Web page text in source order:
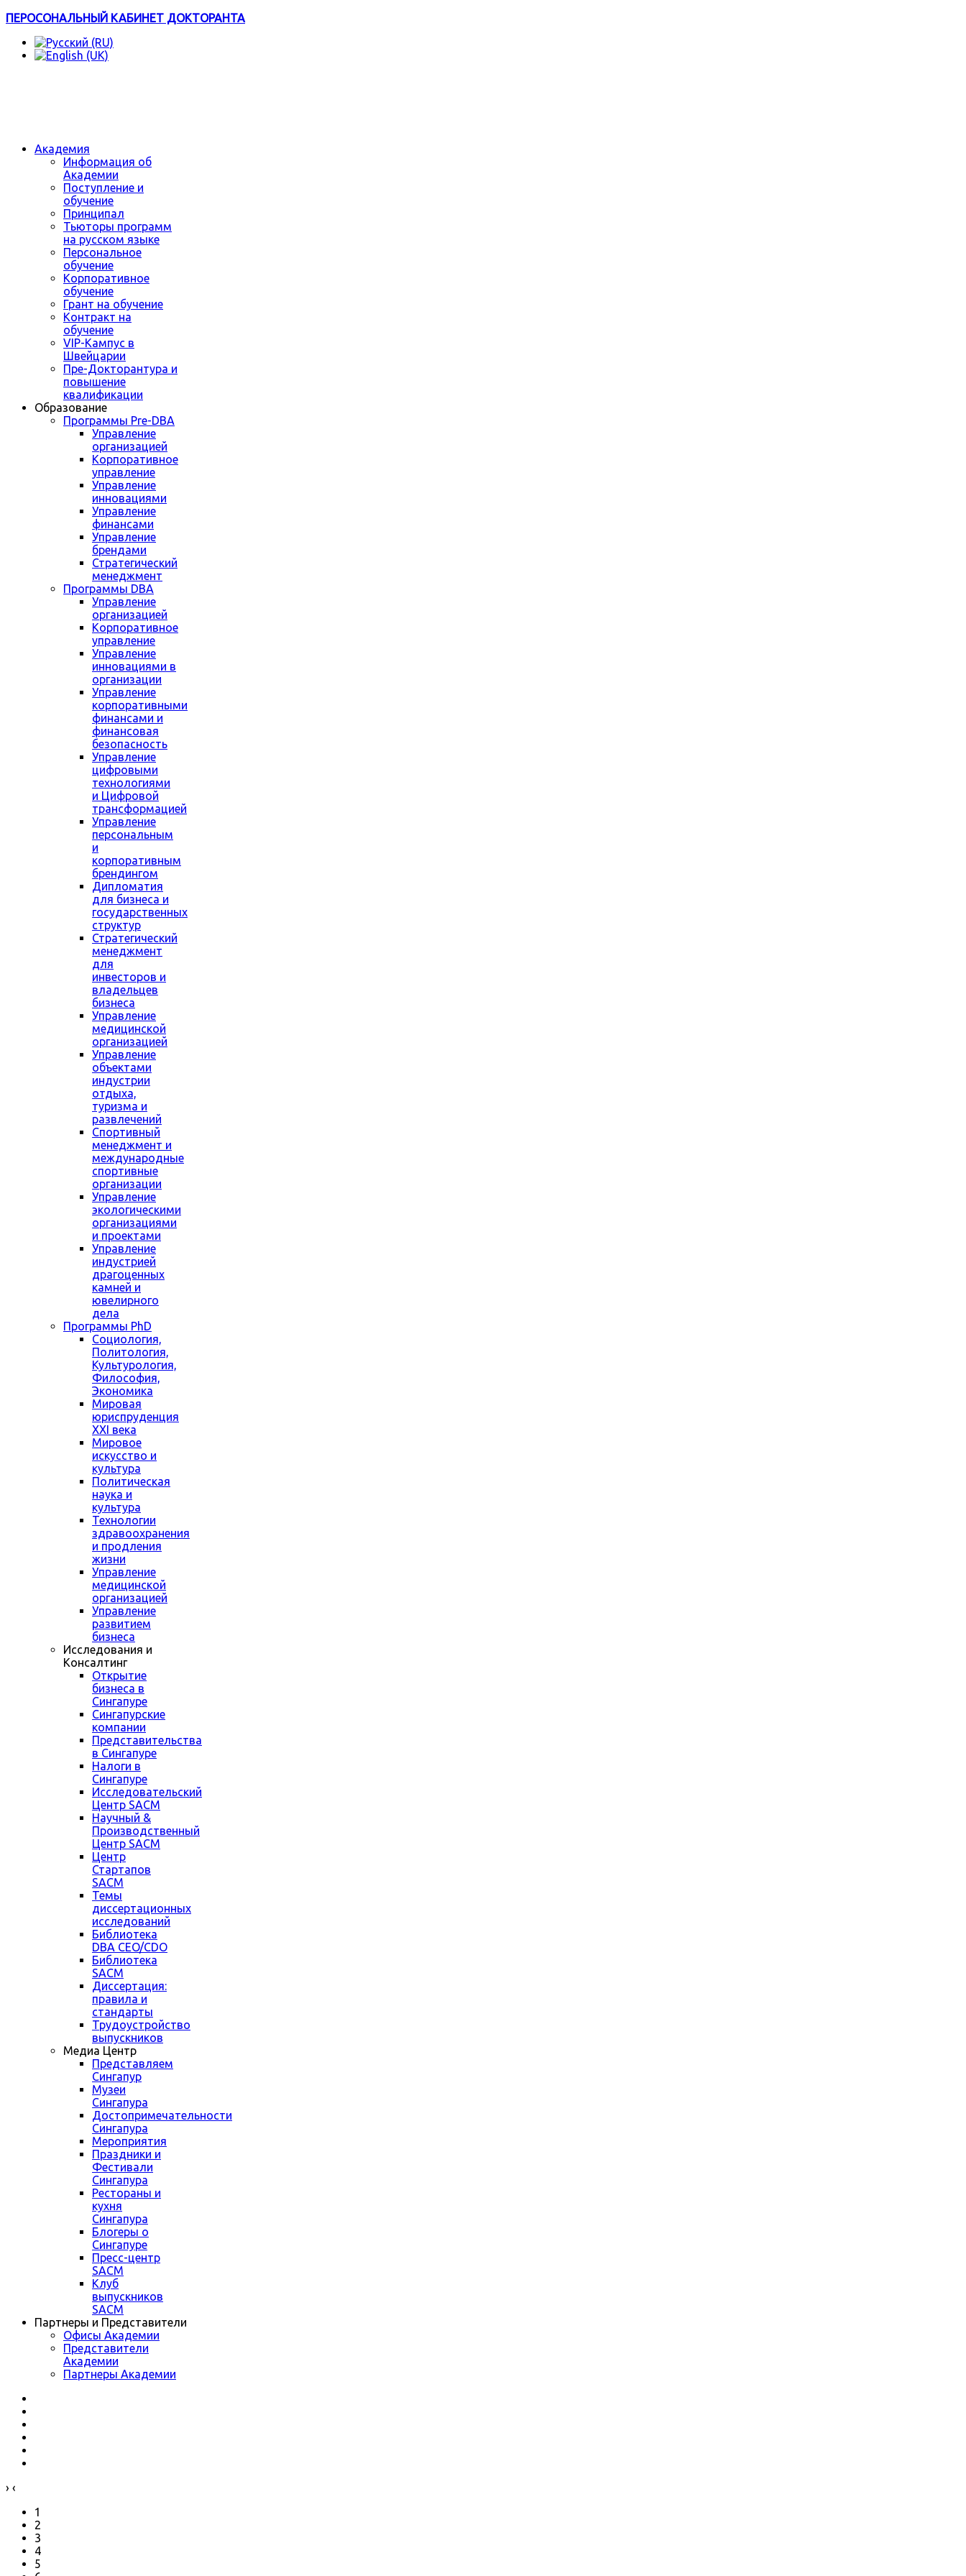
ПЕРОСОНАЛЬНЫЙ КАБИНЕТ ДОКТОРАНТА
Академия
Информация об
Академии
Поступление и
обучение
Принципал
Тьюторы программ
на русском языке
Персональное
обучение
Корпоративное
обучение
Грант на обучение
Контракт на
обучение
VIP-Кампус в
Швейцарии
Пре-Докторантура и
повышение
квалификации
Образование
Программы Pre-DBA
Управление
организацией
Корпоративное
управление
Управление
инновациями
Управление
финансами
Управление
брендами
Стратегический
менеджмент
Программы DBA
Управление
организацией
Корпоративное
управление
Управление
инновациями в
организации
Управление
корпоративными
финансами и
финансовая
безопасность
Управление
цифровыми
технологиями
и Цифровой
трансформацией
Управление
персональным
и
корпоративным
брендингом
Дипломатия
для бизнеса и
государственных
структур
Стратегический
менеджмент
для
инвесторов и
владельцев
бизнеса
Управление
медицинской
организацией
Управление
объектами
индустрии
отдыха,
туризма и
развлечений
Спортивный
менеджмент и
международные
спортивные
организации
Управление
экологическими
организациями
и проектами
Управление
индустрией
драгоценных
камней и
ювелирного
дела
Программы PhD
Социология,
Политология,
Культурология,
Философия,
Экономика
Мировая
юриспруденция
XXI века
Мировое
искусство и
культура
Политическая
наука и
культура
Технологии
здравоохранения
и продления
жизни
Управление
медицинской
организацией
Управление
развитием
бизнеса
Исследования и
Консалтинг
Открытие
бизнеса в
Сингапуре
Сингапурские
компании
Представительства
в Сингапуре
Налоги в
Сингапуре
Исследовательский
Центр SACM
Научный &
Производственный
Центр SACM
Центр
Стартапов
SACM
Темы
диссертационных
исследований
Библиотека
DBA CEO/CDO
Библиотека
SACM
Диссертация:
правила и
стандарты
Трудоустройство
выпускников
Медиа Центр
Представляем
Сингапур
Музеи
Сингапура
Достопримечательности
Сингапура
Мероприятия
Праздники и
Фестивали
Сингапура
Рестораны и
кухня
Сингапура
Блогеры о
Сингапуре
Пресс-центр
SACM
Клуб
выпускников
SACM
Партнеры и Представители
Офисы Академии
Представители
Академии
Партнеры Академии
› ‹
1
2
3
4
5